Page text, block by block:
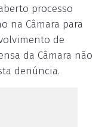
processo
na Câmara para
de
da Câmara não
denúncia.